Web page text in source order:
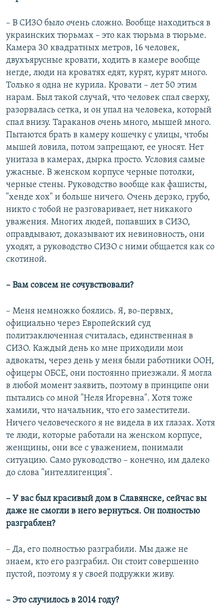
– В СИЗО было очень сложно. Вообще находиться в
украинских тюрьмах – это как тюрьма в тюрьме.
Камера 30 квадратных метров, 16 человек,
двухъярусные кровати, ходить в камере вообще
негде, люди на кроватях едят, курят, курят много.
Только я одна не курила. Кровати – лет 50 этим
нарам. Был такой случай, что человек спал сверху,
разорвалась сетка, и он упал на человека, который
спал внизу. Тараканов очень много, мышей много.
Пытаются брать в камеру кошечку с улицы, чтобы
мышей ловила, потом запрещают, ее уносят. Нет
унитаза в камерах, дырка просто. Условия самые
ужасные. В женском корпусе черные потолки,
черные стены. Руководство вообще как фашисты,
"хенде хох" и больше ничего. Очень дерзко, грубо,
никто с тобой не разговаривает, нет никакого
уважения. Многих людей, попавших в СИЗО,
оправдывают, доказывают их невиновность, они
уходят, а руководство СИЗО с ними общается как со
скотиной.
– Вам совсем не сочувствовали?
– Меня немножко боялись. Я, во-первых,
официально через Европейский суд
политзаключенная считалась, единственная в
СИЗО. Каждый день ко мне приходили мои
адвокаты, через день у меня были работники ООН,
офицеры ОБСЕ, они постоянно приезжали. Я могла
в любой момент заявить, поэтому в принципе они
пытались со мной "Неля Игоревна". Хотя тоже
хамили, что начальник, что его заместители.
Ничего человеческого я не видела в их глазах. Хотя
те люди, которые работали на женском корпусе,
женщины, они все с уважением, понимали
ситуацию. Само руководство – конечно, им далеко
до слова "интеллигенция".
– У вас был красивый дом в Славянске, сейчас вы
даже не смогли в него вернуться. Он полностью
разграблен?
– Да, его полностью разграбили. Мы даже не
знаем, кто его разграбил. Он стоит совершенно
пустой, поэтому я у своей подружки живу.
– Это случилось в 2014 году?